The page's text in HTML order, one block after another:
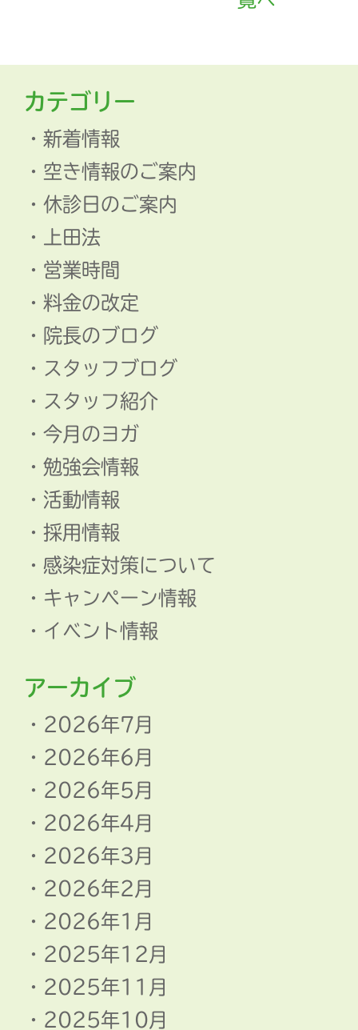
カテゴリー
新着情報
空き情報のご案内
休診日のご案内
上田法
営業時間
料金の改定
院長のブログ
スタッフブログ
スタッフ紹介
今月のヨガ
勉強会情報
活動情報
採用情報
感染症対策について
キャンペーン情報
イベント情報
アーカイブ
2026年7月
2026年6月
2026年5月
2026年4月
2026年3月
2026年2月
2026年1月
2025年12月
2025年11月
2025年10月